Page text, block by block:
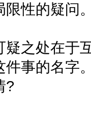
性的疑问。
疑之处在于
件事的名字
?